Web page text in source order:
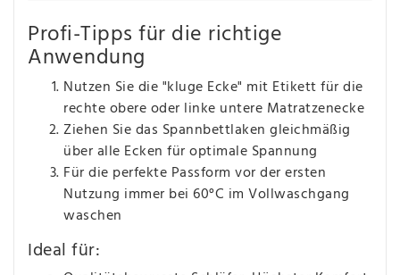
Profi-Tipps für die richtige
Anwendung
Nutzen Sie die "kluge Ecke" mit Etikett für die
rechte obere oder linke untere Matratzenecke
Ziehen Sie das Spannbettlaken gleichmäßig
über alle Ecken für optimale Spannung
Für die perfekte Passform vor der ersten
Nutzung immer bei 60°C im Vollwaschgang
waschen
Ideal für: